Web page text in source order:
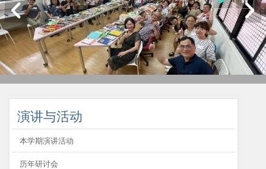
演讲与活动
本学期演讲活动
历年研讨会